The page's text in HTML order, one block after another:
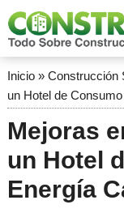
Inicio» Construcción
un Hotel de
Mejoras
un Hotel
Energía